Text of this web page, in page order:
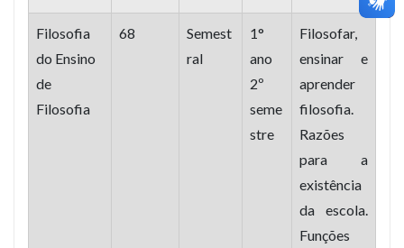
Filosofia
do Ensino
de
Filosofia
68
Semest
ral
1°
ano
2º
seme
stre
Filosofar,
ensinar e
aprender
filosofia.
Razões
para a
existência
da escola.
Funções